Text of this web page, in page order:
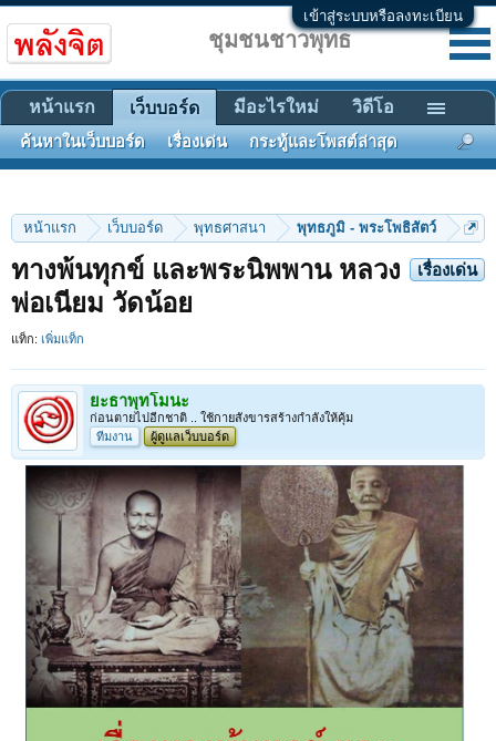
เข้าสู่ระบบหรือลงทะเบียน
หน้าแรก เว็บบอร์ด พุทธศาสนา พุทธภูมิ - พระโพธิสัตว์
เรื่องเด่น
ทางพ้นทุกข์ และพระนิพพาน หลวง
พ่อเนียม วัดน้อย
แท็ก: เพิ่มแท็ก
ยะธาพุทโมนะ
ก่อนตายไปอีกชาติ .. ใช้กายสังขารสร้างกำลังให้คุ้ม
ทีมงาน
ผู้ดูแลเว็บบอร์ด
ชุมชนชาวพุทธ
หน้าแรก เว็บบอร์ด
ค้นหาในเว็บบอร์ด เรื่องเด่น กระทู้และโพสต์ล่าสุด
มีอะไรใหม่ วิดีโอ